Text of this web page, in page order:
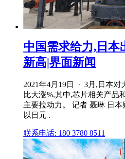
中国需求给力,日本
新高|界面新闻
2021年4月19日 · 3月,日本对
比大涨%,其中,芯片相关产品
主要拉动力。 记者 聂琳 日
以日元 .
联系电话: 180 3780 8511